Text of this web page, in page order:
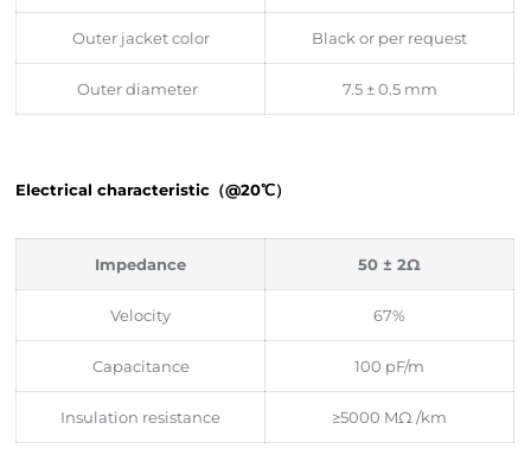
Outer jacket color Black or per request
Outer diameter 7.5 ± 0.5 mm
Electrical characteristic（@20℃）
Impedance 50 ± 2Ω
Velocity 67%
Capacitance 100 pF/m
Insulation resistance ≥5000 MΩ /km